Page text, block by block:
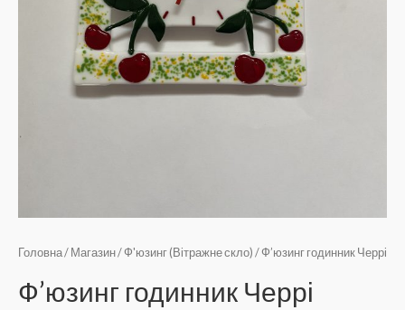
Головна/ Магазин/Ф'юзинг (Вітражне скло) / Ф’юзинг годинник Черрі
Ф’юзинг годинник Черрі